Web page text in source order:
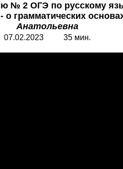
№ 2 ОГЭ по русскому
о грамматических
Анатольевна
07.02.2023 35 мин.